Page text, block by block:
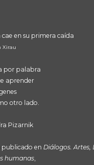
cae en su primera caída
Xirau
por palabra
aprender
otro lado.
Pizarnik
publicado en Diálogos. Artes,
humanas,